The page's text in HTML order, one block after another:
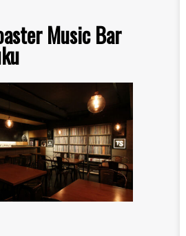
Music Bar